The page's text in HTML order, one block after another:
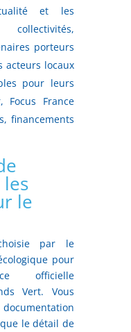
et les
porteurs
acteurs locaux
pour leurs
Focus France
financements
le
par le
pour
officielle
Vert. Vous
le détail de